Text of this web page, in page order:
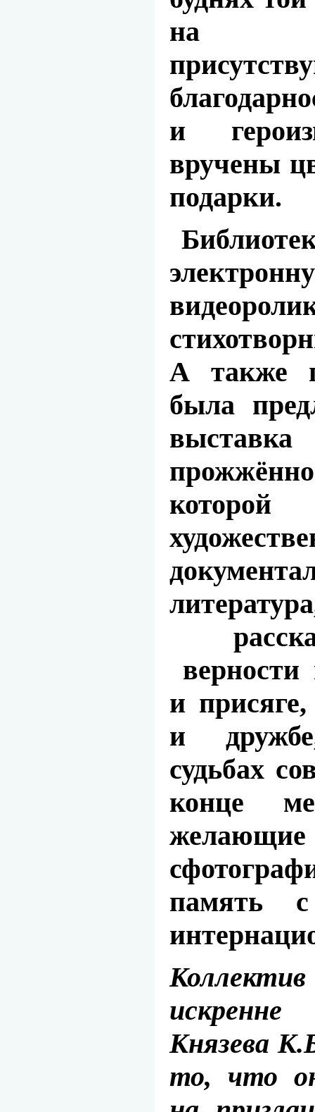
на
и
вручены
подарки.
А также
была
которой
верности
и
и
судьбах
конце
память
Князева
то, что